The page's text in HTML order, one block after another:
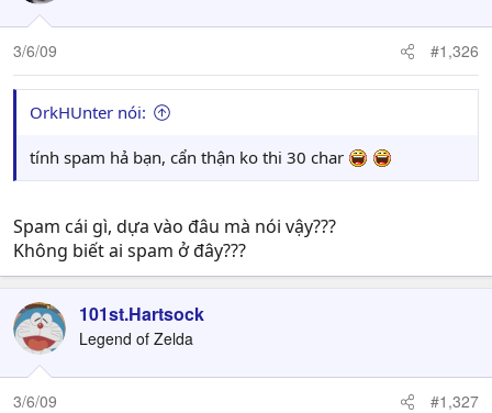
3/6/09 #1,326
OrkHUnter nói:
tính spam hả bạn, cẩn thận ko thi 30 char
Spam cái gì, dựa vào đâu mà nói vậy???
Không biết ai spam ở đây???
101st.Hartsock
Legend of Zelda
3/6/09 #1,327